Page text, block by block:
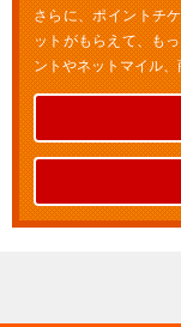
さらに、ポイントチ
ットがもらえて、も
ントやネットマイル